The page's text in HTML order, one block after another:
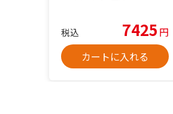
税込 7425 円
カートに入れる